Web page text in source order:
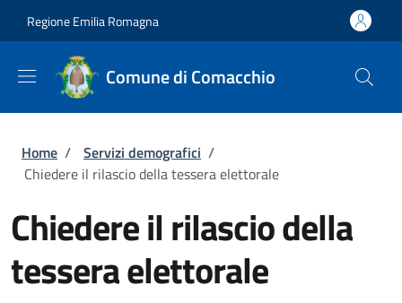
Regione Emilia Romagna
Comune di Comacchio
Briciole di pane
Home / Servizi demografici /
Chiedere il rilascio della tessera elettorale
Chiedere il rilascio della
tessera elettorale